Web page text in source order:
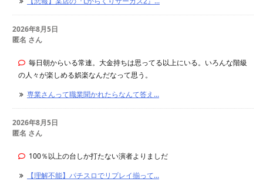
2026年8月5日
匿名 さん
毎日朝からいる常連。大金持ちは思ってる以上にいる。いろんな階級
の人々が楽しめる娯楽なんだなって思う。
専業さんって職業聞かれたらなんて答え...
2026年8月5日
匿名 さん
100％以上の台しか打たない演者よりましだ
【理解不能】パチスロでリプレイ揃って...